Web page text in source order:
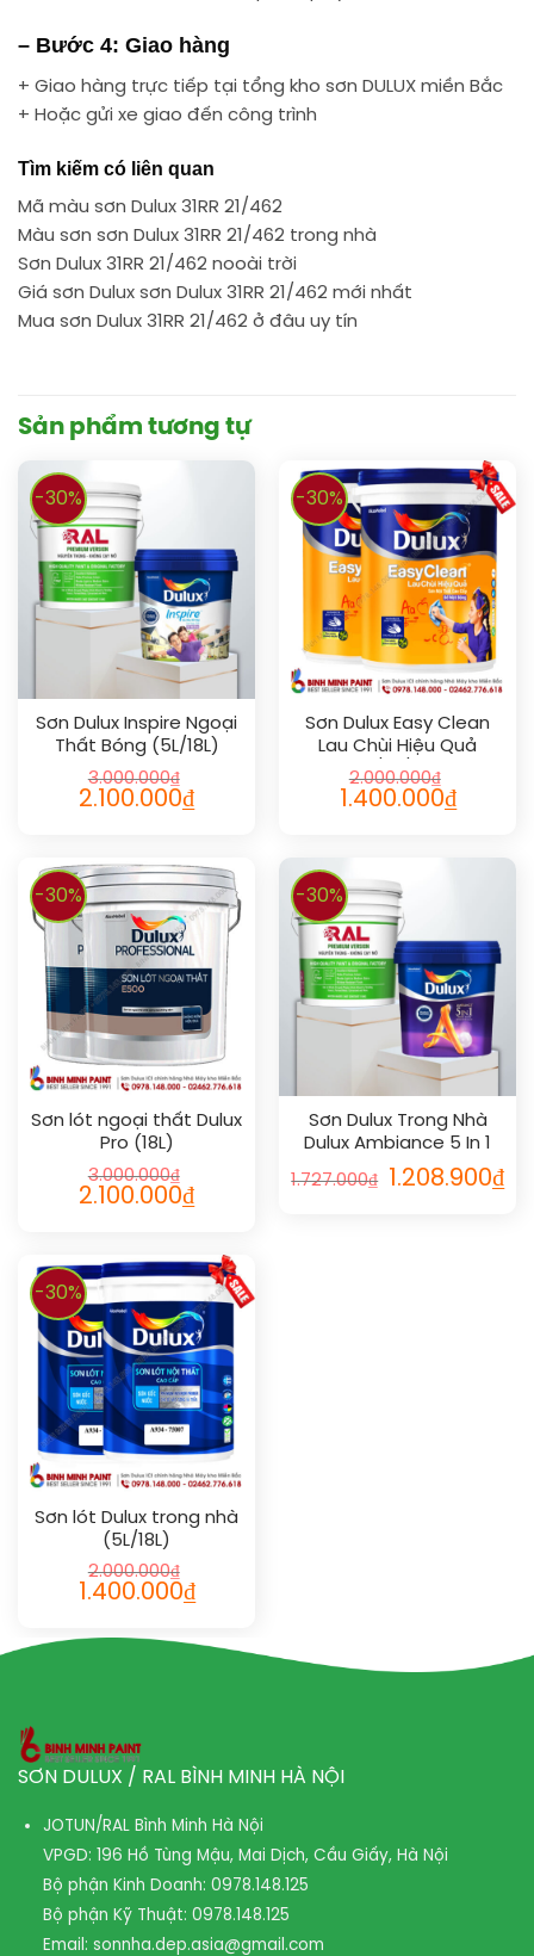
– Bước 4: Giao hàng
+ Giao hàng trực tiếp tại tổng kho sơn DULUX miền Bắc
+ Hoặc gửi xe giao đến công trình
Tìm kiếm có liên quan
Mã màu sơn Dulux 31RR 21/462
Màu sơn sơn Dulux 31RR 21/462 trong nhà
Sơn Dulux 31RR 21/462 nooài trời
Giá sơn Dulux sơn Dulux 31RR 21/462 mới nhất
Mua sơn Dulux 31RR 21/462 ở đâu uy tín
Sản phẩm tương tự
-30%
Sơn Dulux Inspire Ngoại
Thất Bóng (5L/18L)
3.000.000₫
2.100.000₫
-30%
Sơn Dulux Easy Clean
Lau Chùi Hiệu Quả
(1L/5L/18L)
2.000.000₫
1.400.000₫
-30%
Sơn lót ngoại thất Dulux
Pro (18L)
3.000.000₫
2.100.000₫
-30%
Sơn Dulux Trong Nhà
Dulux Ambiance 5 In 1
Diamond Glow Bóng
1.727.000₫ 1.208.900₫
-30%
Sơn lót Dulux trong nhà
(5L/18L)
2.000.000₫
1.400.000₫
SƠN DULUX / RAL BÌNH MINH HÀ NỘI
JOTUN/RAL Bình Minh Hà Nội
VPGD: 196 Hồ Tùng Mậu, Mai Dịch, Cầu Giấy, Hà Nội
Bộ phận Kinh Doanh: 0978.148.125
Bộ phận Kỹ Thuật: 0978.148.125
Email: sonnha.dep.asia@gmail.com